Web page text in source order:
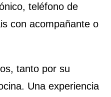
teléfono de
con acompañante o
tanto por su
Una experiencia